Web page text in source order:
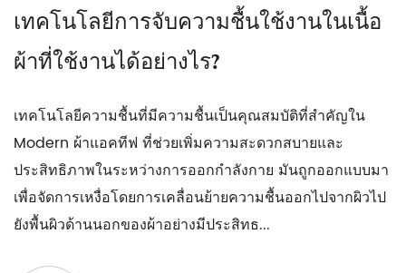
เทคโนโลยีการจับความชื้นใช้งานในเนื้อ
ผ้าที่ใช้งานได้อย่างไร?
เทคโนโลยีความชื้นที่มีความชื้นเป็นคุณสมบัติที่สำคัญใน
Modern ผ้าแอคทีฟ ที่ช่วยเพิ่มความสะดวกสบายและ
ประสิทธิภาพในระหว่างการออกกำลังกาย มันถูกออกแบบมา
เพื่อจัดการเหงื่อโดยการเคลื่อนย้ายความชื้นออกไปจากผิวไป
ยังพื้นผิวด้านนอกของผ้าอย่างมีประสิทธ...